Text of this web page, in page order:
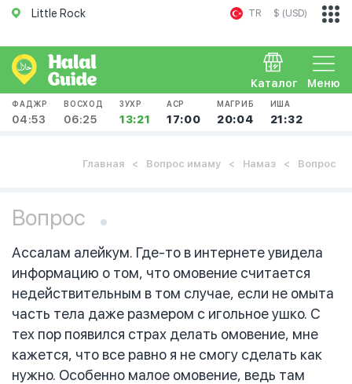
Little Rock TR $ (USD)
Меню
Каталог
ФАДЖР
04:53
ВОСХОД
06:25
ЗУХР
13:21
АСР
17:00
МАГРИБ
20:04
ИША
21:32
Главная Вопрос имаму Намаз Вопрос
Вопрос
Ассалам алейкум. Где-то в интернете увидела
информацию о том, что омовение считается
недействительным в том случае, если не омыта
часть тела даже размером с игольное ушко. С
тех пор появился страх делать омовение, мне
кажется, что все равно я не смогу сделать как
нужно. Особенно малое омовение, ведь там